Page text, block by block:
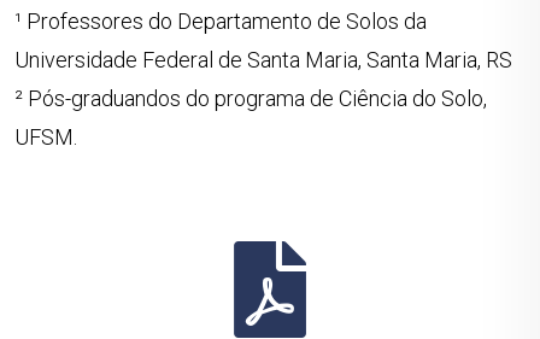
¹ Professores do Departamento de Solos da
Universidade Federal de Santa Maria, Santa Maria, RS
² Pós-graduandos do programa de Ciência do Solo,
UFSM.